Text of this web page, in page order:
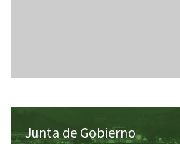
Junta de Gobierno